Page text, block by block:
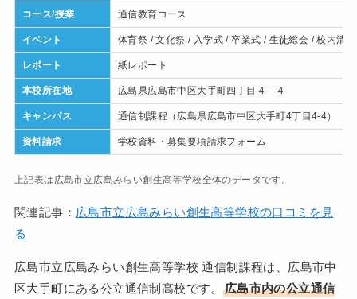
コース/授業 通信教育コース
イベント 体育祭 / 文化祭 / 入学式 / 卒業式 / 生徒総会 / 校内清
レポート 紙レポート
本校所在地 広島県広島市中区大手町四丁目４－４
キャンパス 通信制課程（広島県広島市中区大手町4丁目4-4）
資料請求 学校資料・募集要項請求フォーム
上記表は広島市立広島みらい創生高等学校全体のデータです。
関連記事： 広島市立広島みらい創生高等学校の口コミを見
る
広島市立広島みらい創生高等学校 通信制課程は、広島市中
区大手町にある公立通信制高校です。
広島市内の公立通信